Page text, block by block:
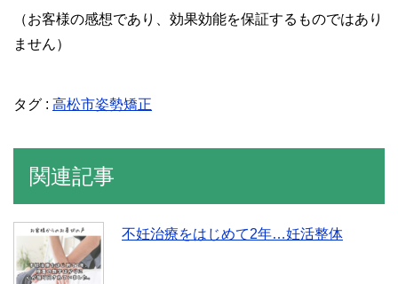
（お客様の感想であり、効果効能を保証するものではあり
ません）
タグ : 高松市姿勢矯正
関連記事
不妊治療をはじめて2年…妊活整体